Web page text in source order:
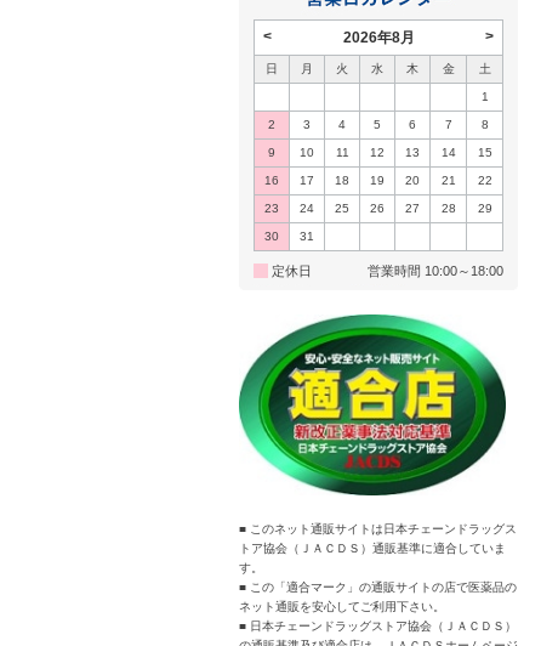
< >
2026年8月
日 月 火 水 木 金 土
1
2 3 4 5 6 7 8
9 10 11 12 13 14 15
16 17 18 19 20 21 22
23 24 25 26 27 28 29
30 31
定休日 営業時間 10:00～18:00
■ このネット通販サイトは日本チェーンドラッグス
トア協会（ＪＡＣＤＳ）通販基準に適合していま
す。
■ この「適合マーク」の通販サイトの店で医薬品の
ネット通販を安心してご利用下さい。
■ 日本チェーンドラッグストア協会（ＪＡＣＤＳ）